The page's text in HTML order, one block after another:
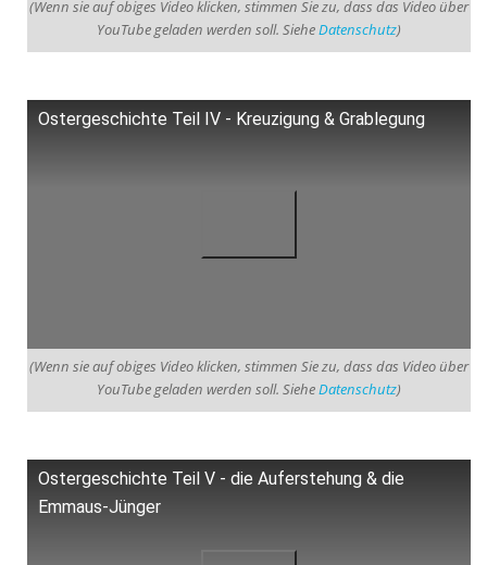
(Wenn sie auf obiges Video klicken, stimmen Sie zu, dass das Video über
YouTube geladen werden soll. SieheDatenschutz)
Ostergeschichte Teil IV - Kreuzigung & Grablegung
(Wenn sie auf obiges Video klicken, stimmen Sie zu, dass das Video über
YouTube geladen werden soll. SieheDatenschutz)
Ostergeschichte Teil V - die Auferstehung & die
Emmaus-Jünger